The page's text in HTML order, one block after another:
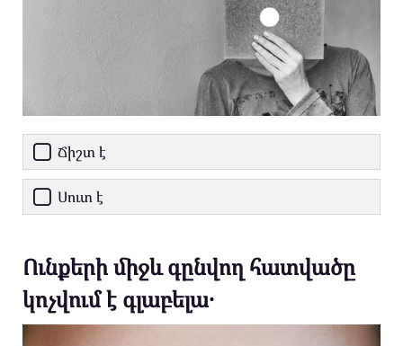
Ճիշտ է
Սուտ է
Ունքերի միջև գընվող հատվածը
կոչվում է գլաբելա․